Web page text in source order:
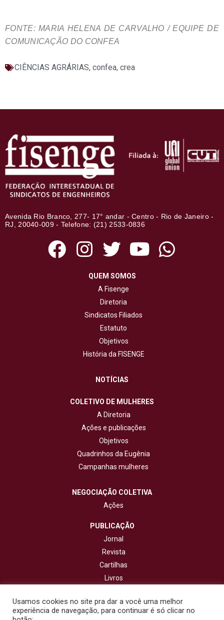
FONTE: MARIA HELENA DE CARVALHO / EQUIPE DE
COMUNICAÇÃO DO CONFEA
CIÊNCIAS AGRÁRIAS, confea, crea
Avenida Rio Branco, 277- 17° andar - Centro - Rio de Janeiro -
RJ, 20040-009 - Telefone: (21) 2533-0836
QUEM SOMOS
A Fisenge
Diretoria
Sindicatos Filiados
Estatuto
Objetivos
História da FISENGE
NOTÍCIAS
COLETIVO DE MULHERES
A Diretoria
Ações e publicações
Objetivos
Quadrinhos da Eugênia
Campanhas mulheres
NEGOCIAÇÃO COLETIVA
Ações
PUBLICAÇÃO
Jornal
Revista
Cartilhas
Livros
CONTATO
Usamos cookies no site pra dar a você uma melhor
experiência de navegação, para continuar é só clicar no